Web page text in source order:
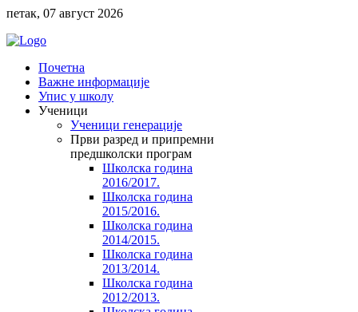
петак, 07 август 2026
Почетна
Важне информације
Упис у школу
Ученици
Ученици генерације
Први разред и припремни
предшколски програм
Школска година
2016/2017.
Школска година
2015/2016.
Школска година
2014/2015.
Школска година
2013/2014.
Школска година
2012/2013.